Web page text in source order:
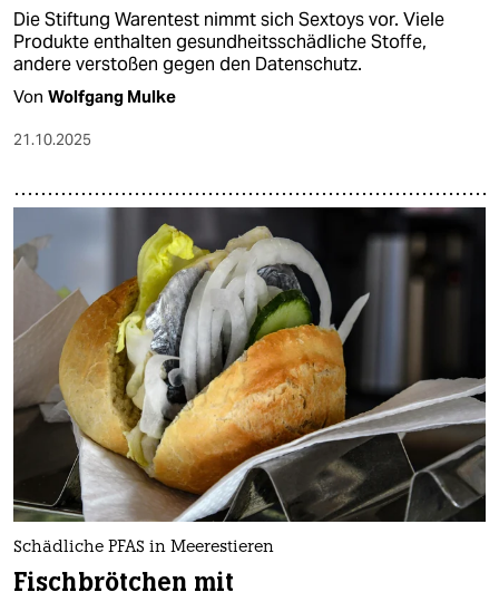
Die Stiftung Warentest nimmt sich Sextoys vor. Viele
Produkte enthalten gesundheitsschädliche Stoffe,
andere verstoßen gegen den Datenschutz.
Von Wolfgang Mulke
21.10.2025
Schädliche PFAS in Meerestieren
Fischbrötchen mit